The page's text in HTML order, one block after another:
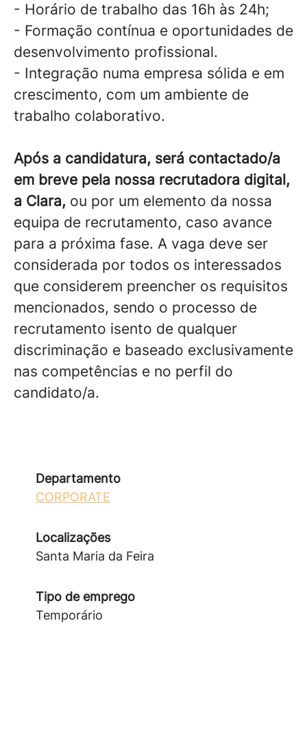
- Horário de trabalho das 16h às 24h;
- Formação contínua e oportunidades de
desenvolvimento profissional.
- Integração numa empresa sólida e em
crescimento, com um ambiente de
trabalho colaborativo.
Após a candidatura, será contactado/a
em breve pela nossa recrutadora digital,
a Clara, ou por um elemento da nossa
equipa de recrutamento, caso avance
para a próxima fase. A vaga deve ser
considerada por todos os interessados
que considerem preencher os requisitos
mencionados, sendo o processo de
recrutamento isento de qualquer
discriminação e baseado exclusivamente
nas competências e no perfil do
candidato/a.
Departamento
CORPORATE
Localizações
Santa Maria da Feira
Tipo de emprego
Temporário